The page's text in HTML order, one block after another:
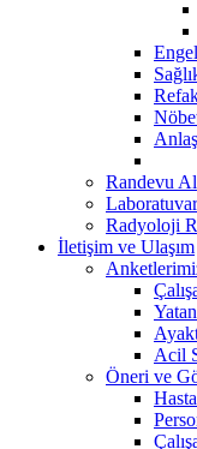
Randevu Al
Radyoloji
İletişim ve Ulaşım
Acil
Öneri ve